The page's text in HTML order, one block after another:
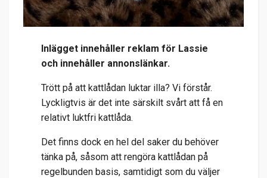
Inlägget innehåller reklam för Lassie
och innehåller annonslänkar.
Trött på att kattlådan luktar illa? Vi förstår.
Lyckligtvis är det inte särskilt svårt att få en
relativt luktfri kattlåda.
Det finns dock en hel del saker du behöver
tänka på, såsom att rengöra kattlådan på
regelbunden basis, samtidigt som du väljer